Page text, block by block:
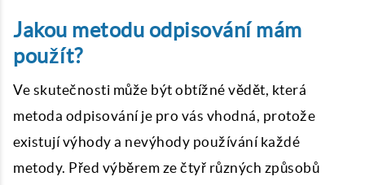
Jakou metodu odpisování mám
použít?
Ve skutečnosti může být obtížné vědět, která
metoda odpisování je pro vás vhodná, protože
existují výhody a nevýhody používání každé
metody. Před výběrem ze čtyř různých způsobů